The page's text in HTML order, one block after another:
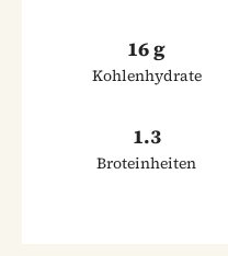
16 g
Kohlenhydrate
1.3
Broteinheiten